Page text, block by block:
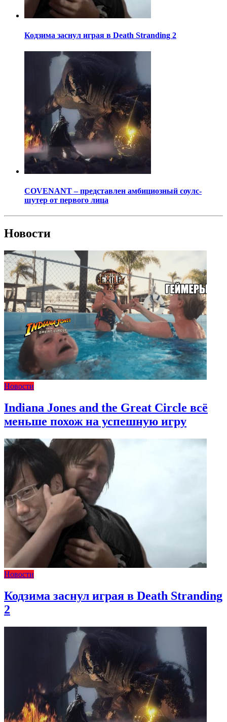
Кодзима заснул играя в Death Stranding 2
COVENANT – представлен амбициозный соулс-
шутер от первого лица
Новости
Новости
Indiana Jones and the Great Circle всё
меньше похож на успешную игру
Новости
Кодзима заснул играя в Death Stranding
2